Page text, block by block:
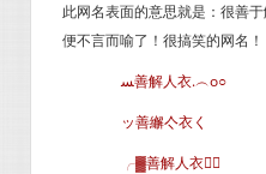
此网名表面的意思就是：很善
便不言而喻了！很搞笑的网名
ﺴ善解人衣.︵o○
ッ善繲亽衣く
╭▓善解人衣∈